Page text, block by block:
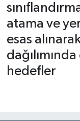
atama ve
esas
hedefler